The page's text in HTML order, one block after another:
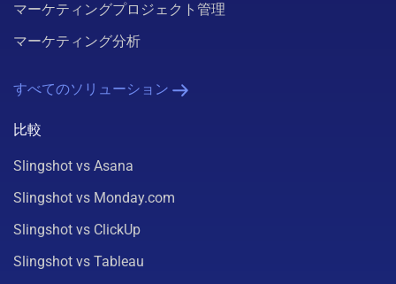
マーケティングプロジェクト管理
マーケティング分析
すべてのソリューション
比較
Slingshot vs Asana
Slingshot vs Monday.com
Slingshot vs ClickUp
Slingshot vs Tableau